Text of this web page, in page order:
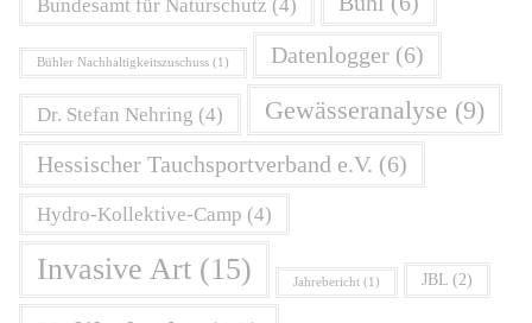
Bundesamt für Naturschutz (4)
Bühler Nachhaltigkeitszuschuss (1) Datenlogger (6)
Dr. Stefan Nehring (4) Gewässeranalyse (9)
Hessischer Tauchsportverband e.V. (6)
Hydro-Kollektive-Camp (4)
Invasive Art (15) Jahrebericht (1) JBL (2)